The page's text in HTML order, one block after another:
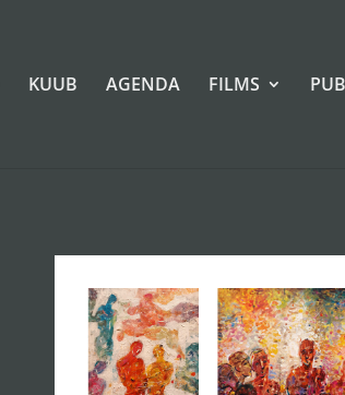
KUUB AGENDA FILMS